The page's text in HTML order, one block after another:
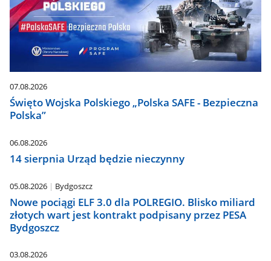
07.08.2026
Święto Wojska Polskiego „Polska SAFE - Bezpieczna
Polska”
06.08.2026
14 sierpnia Urząd będzie nieczynny
05.08.2026 Bydgoszcz
Nowe pociągi ELF 3.0 dla POLREGIO. Blisko miliard
złotych wart jest kontrakt podpisany przez PESA
Bydgoszcz
03.08.2026